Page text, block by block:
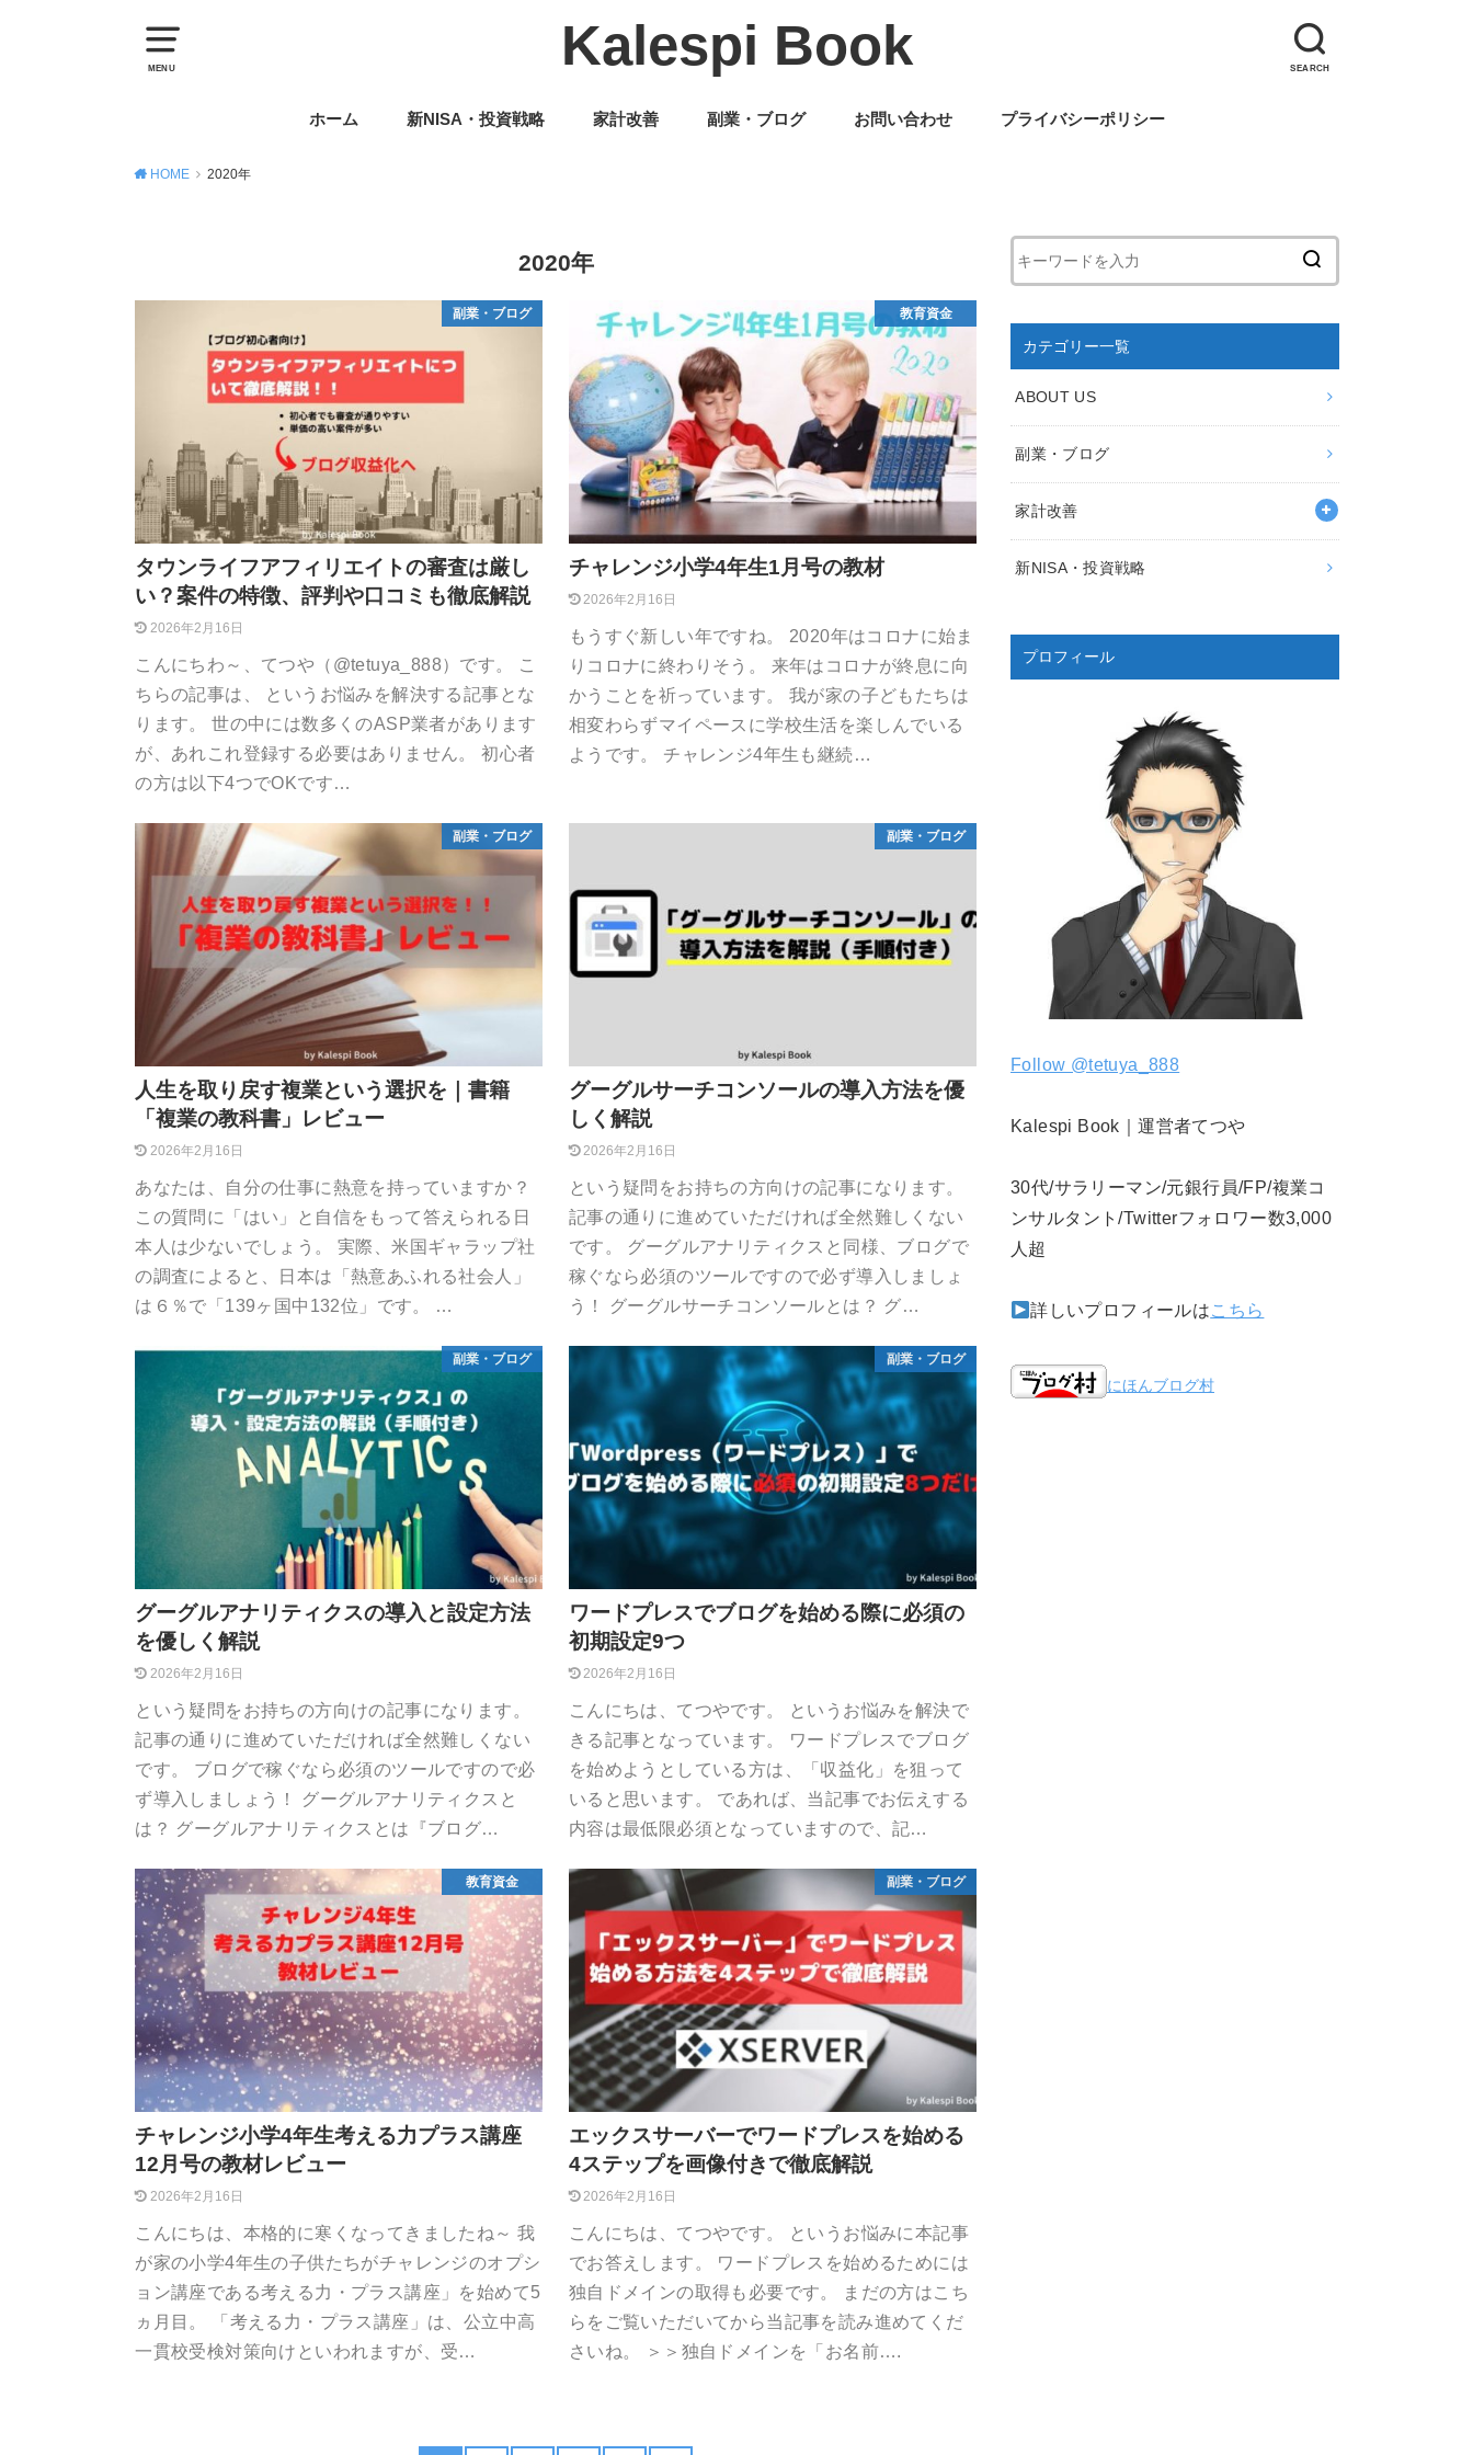
MENU SEARCH
Kalespi Book
ホーム 新NISA・投資戦略 家計改善 副業・ブログ お問い合わせ プライバシーポリシー
HOME 2020年
2020年
副業・ブログ
タウンライフアフィリエイトの審査は厳し
い？案件の特徴、評判や口コミも徹底解説
2026年2月16日
こんにちわ～、てつや（@tetuya_888）です。 こ
ちらの記事は、 というお悩みを解決する記事とな
ります。 世の中には数多くのASP業者があります
が、あれこれ登録する必要はありません。 初心者
の方は以下4つでOKです…
教育資金
チャレンジ小学4年生1月号の教材
2026年2月16日
もうすぐ新しい年ですね。 2020年はコロナに始ま
りコロナに終わりそう。 来年はコロナが終息に向
かうことを祈っています。 我が家の子どもたちは
相変わらずマイペースに学校生活を楽しんでいる
ようです。 チャレンジ4年生も継続…
副業・ブログ
人生を取り戻す複業という選択を｜書籍
「複業の教科書」レビュー
2026年2月16日
あなたは、自分の仕事に熱意を持っていますか？
この質問に「はい」と自信をもって答えられる日
本人は少ないでしょう。 実際、米国ギャラップ社
の調査によると、日本は「熱意あふれる社会人」
は６％で「139ヶ国中132位」です。 …
副業・ブログ
グーグルサーチコンソールの導入方法を優
しく解説
2026年2月16日
という疑問をお持ちの方向けの記事になります。
記事の通りに進めていただければ全然難しくない
です。 グーグルアナリティクスと同様、ブログで
稼ぐなら必須のツールですので必ず導入しましょ
う！ グーグルサーチコンソールとは？ グ…
副業・ブログ
グーグルアナリティクスの導入と設定方法
を優しく解説
2026年2月16日
という疑問をお持ちの方向けの記事になります。
記事の通りに進めていただければ全然難しくない
です。 ブログで稼ぐなら必須のツールですので必
ず導入しましょう！ グーグルアナリティクスと
は？ グーグルアナリティクスとは『ブログ…
副業・ブログ
ワードプレスでブログを始める際に必須の
初期設定9つ
2026年2月16日
こんにちは、てつやです。 というお悩みを解決で
きる記事となっています。 ワードプレスでブログ
を始めようとしている方は、「収益化」を狙って
いると思います。 であれば、当記事でお伝えする
内容は最低限必須となっていますので、記…
教育資金
チャレンジ小学4年生考える力プラス講座
12月号の教材レビュー
2026年2月16日
こんにちは、本格的に寒くなってきましたね～ 我
が家の小学4年生の子供たちがチャレンジのオプシ
ョン講座である考える力・プラス講座」を始めて5
ヵ月目。 「考える力・プラス講座」は、公立中高
一貫校受検対策向けといわれますが、受…
副業・ブログ
エックスサーバーでワードプレスを始める
4ステップを画像付きで徹底解説
2026年2月16日
こんにちは、てつやです。 というお悩みに本記事
でお答えします。 ワードプレスを始めるためには
独自ドメインの取得も必要です。 まだの方はこち
らをご覧いただいてから当記事を読み進めてくだ
さいね。 ＞＞独自ドメインを「お名前….
カテゴリー一覧
ABOUT US
副業・ブログ
家計改善
新NISA・投資戦略
プロフィール
Follow @tetuya_888
Kalespi Book｜運営者てつや
30代/サラリーマン/元銀行員/FP/複業コ
ンサルタント/Twitterフォロワー数3,000
人超
詳しいプロフィールはこちら
にほんブログ村